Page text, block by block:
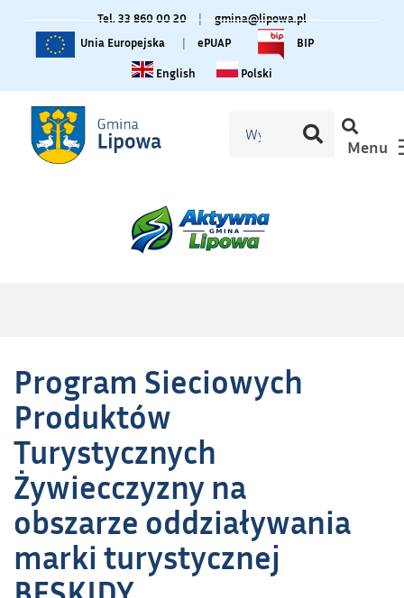
Tel. 33 860 00 20 |
gmina@lipowa.pl
Unia Europejska
| ePUAP
BIP
Change language to English
English Zmiana języka na polski
Polski
Menu
Program Sieciowych
Produktów
Turystycznych
Żywiecczyzny na
obszarze oddziaływania
marki turystycznej